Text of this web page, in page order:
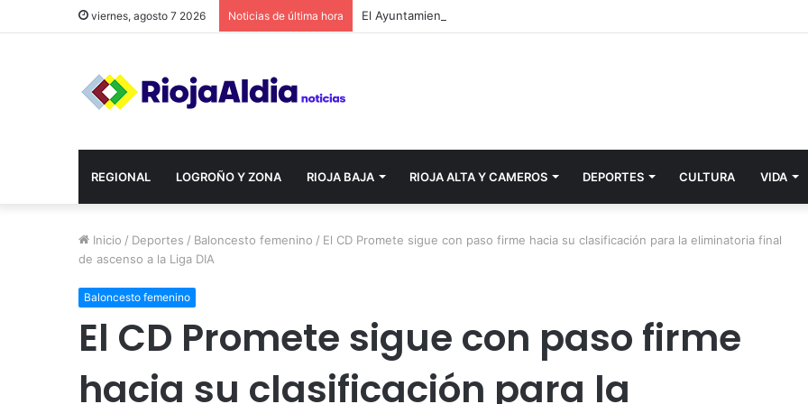
viernes, agosto 7 2026 Noticias de última hora
REGIONAL LOGROÑO Y ZONA RIOJA BAJA RIOJA ALTA Y CAMEROS DEPORTES CULTURA VIDA
Inicio / Deportes / Baloncesto femenino / El CD Promete sigue con paso firme hacia su clasificación para la eliminatoria final
de ascenso a la Liga DIA
Baloncesto femenino
El CD Promete sigue con paso firme
hacia su clasificación para la